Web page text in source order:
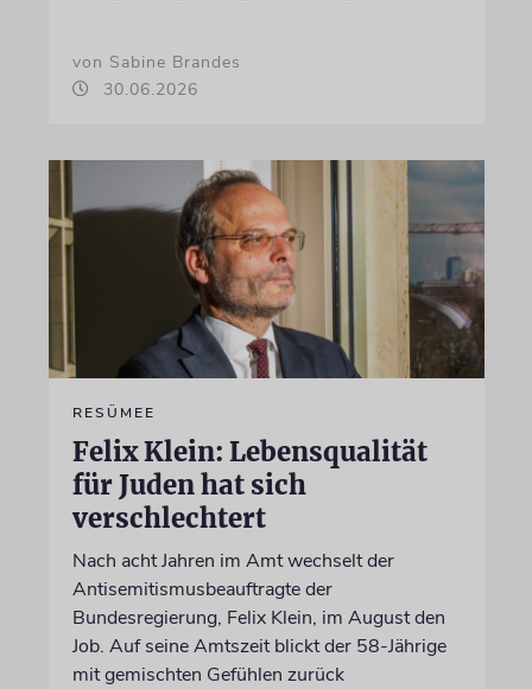
von Sabine Brandes
30.06.2026
RESÜMEE
Felix Klein: Lebensqualität
für Juden hat sich
verschlechtert
Nach acht Jahren im Amt wechselt der
Antisemitismusbeauftragte der
Bundesregierung, Felix Klein, im August den
Job. Auf seine Amtszeit blickt der 58-Jährige
mit gemischten Gefühlen zurück